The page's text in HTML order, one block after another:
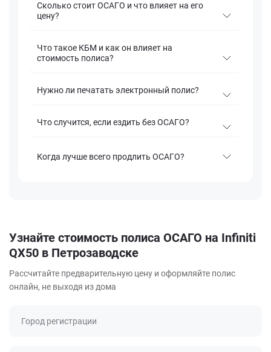
Сколько стоит ОСАГО и что влияет на его
цену?
Что такое КБМ и как он влияет на
стоимость полиса?
Нужно ли печатать электронный полис?
Что случится, если ездить без ОСАГО?
Когда лучше всего продлить ОСАГО?
Узнайте стоимость полиса ОСАГО на Infiniti
QX50 в Петрозаводске
Рассчитайте предварительную цену и оформляйте полис
онлайн, не выходя из дома
Город регистрации